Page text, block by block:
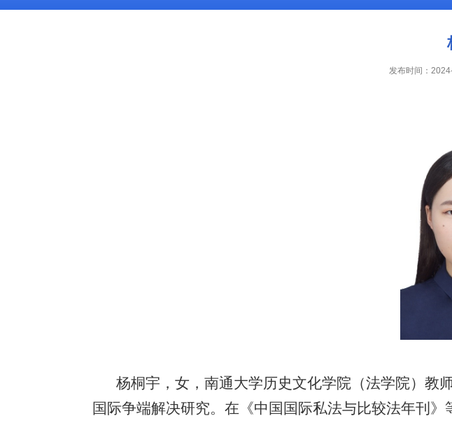
发布时间：
杨桐宇，女，南通大学历史文化学院（法学院）教
国际争端解决研究。在《中国国际私法与比较法年刊